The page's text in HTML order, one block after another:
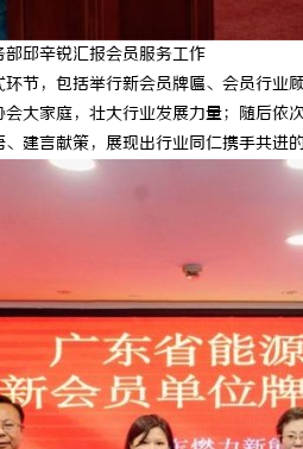
邱辛锐汇报会员服务工作
节，包括举行新会员牌匾、会员行
大家庭，壮大行业发展力量；随后
建言献策，展现出行业同仁携手共进